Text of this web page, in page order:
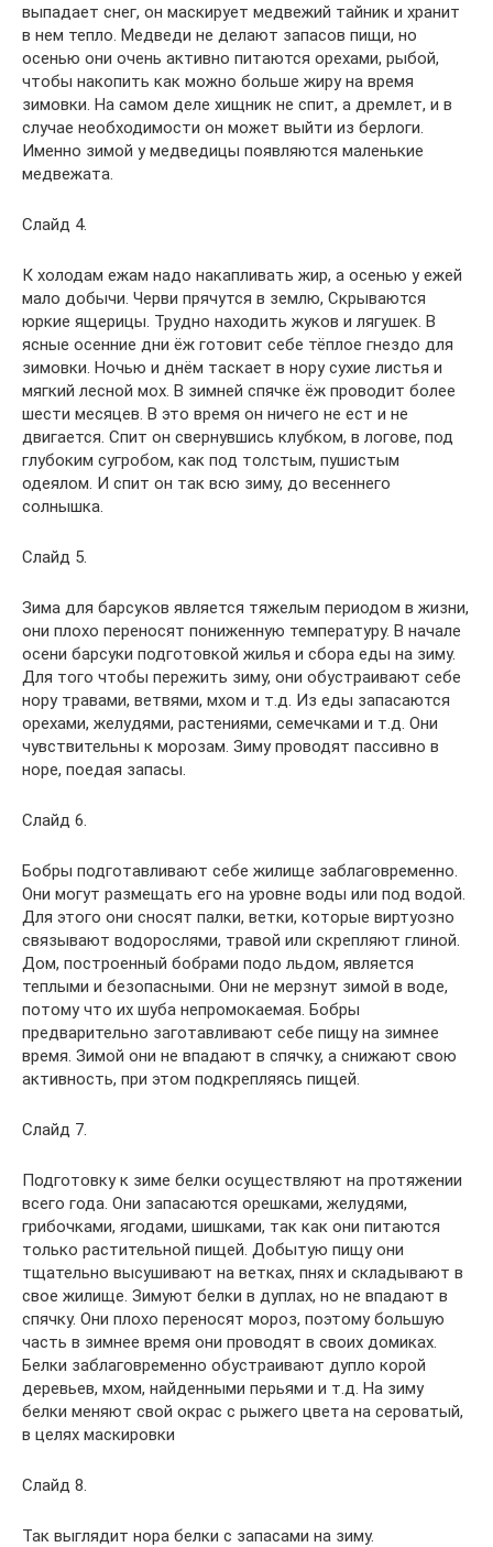
выпадает снег, он маскирует медвежий тайник и хранит
в нем тепло. Медведи не делают запасов пищи, но
осенью они очень активно питаются орехами, рыбой,
чтобы накопить как можно больше жиру на время
зимовки. На самом деле хищник не спит, а дремлет, и в
случае необходимости он может выйти из берлоги.
Именно зимой у медведицы появляются маленькие
медвежата.
Слайд 4.
К холодам ежам надо накапливать жир, а осенью у ежей
мало добычи. Черви прячутся в землю, Скрываются
юркие ящерицы. Трудно находить жуков и лягушек. В
ясные осенние дни ёж готовит себе тёплое гнездо для
зимовки. Ночью и днём таскает в нору сухие листья и
мягкий лесной мох. В зимней спячке ёж проводит более
шести месяцев. В это время он ничего не ест и не
двигается. Спит он свернувшись клубком, в логове, под
глубоким сугробом, как под толстым, пушистым
одеялом. И спит он так всю зиму, до весеннего
солнышка.
Слайд 5.
Зима для барсуков является тяжелым периодом в жизни,
они плохо переносят пониженную температуру. В начале
осени барсуки подготовкой жилья и сбора еды на зиму.
Для того чтобы пережить зиму, они обустраивают себе
нору травами, ветвями, мхом и т.д. Из еды запасаются
орехами, желудями, растениями, семечками и т.д. Они
чувствительны к морозам. Зиму проводят пассивно в
норе, поедая запасы.
Слайд 6.
Бобры подготавливают себе жилище заблаговременно.
Они могут размещать его на уровне воды или под водой.
Для этого они сносят палки, ветки, которые виртуозно
связывают водорослями, травой или скрепляют глиной.
Дом, построенный бобрами подо льдом, является
теплыми и безопасными. Они не мерзнут зимой в воде,
потому что их шуба непромокаемая. Бобры
предварительно заготавливают себе пищу на зимнее
время. Зимой они не впадают в спячку, а снижают свою
активность, при этом подкрепляясь пищей.
Слайд 7.
Подготовку к зиме белки осуществляют на протяжении
всего года. Они запасаются орешками, желудями,
грибочками, ягодами, шишками, так как они питаются
только растительной пищей. Добытую пищу они
тщательно высушивают на ветках, пнях и складывают в
свое жилище. Зимуют белки в дуплах, но не впадают в
спячку. Они плохо переносят мороз, поэтому большую
часть в зимнее время они проводят в своих домиках.
Белки заблаговременно обустраивают дупло корой
деревьев, мхом, найденными перьями и т.д. На зиму
белки меняют свой окрас с рыжего цвета на сероватый,
в целях маскировки
Слайд 8.
Так выглядит нора белки с запасами на зиму.